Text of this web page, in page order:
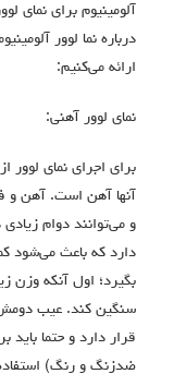
آلومینیوم برای نمای
درباره نما لوور
ارائه می‌کنیم:
نمای لوور آهنی:
برای اجرای نمای لوور
آنها آهن است. آهن و
و می‌توانند دوام
دارد که باعث می‌شود
بگیرد؛ اول آنکه وزن
سنگین کند. عیب
قرار دارد و حتما
ضدزنگ و رنگ)